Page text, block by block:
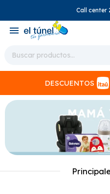
Call center
menu
DESCUENTOS
close